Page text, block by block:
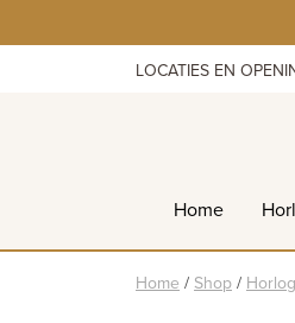
to
LOCATIES EN
Home
Home / Shop /